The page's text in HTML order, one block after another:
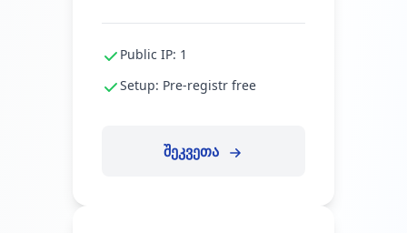
Public IP: 1
Setup: Pre-registr free
შეკვეთა